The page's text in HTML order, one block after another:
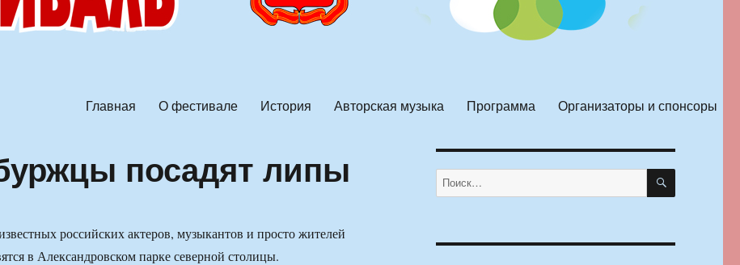
Главная О фестивале История Авторская музыка Программа Организаторы и спонсоры
посадят липы
российских актеров, музыкантов и просто жителей
в Александровском парке северной столицы.
Искать: ПОИСК